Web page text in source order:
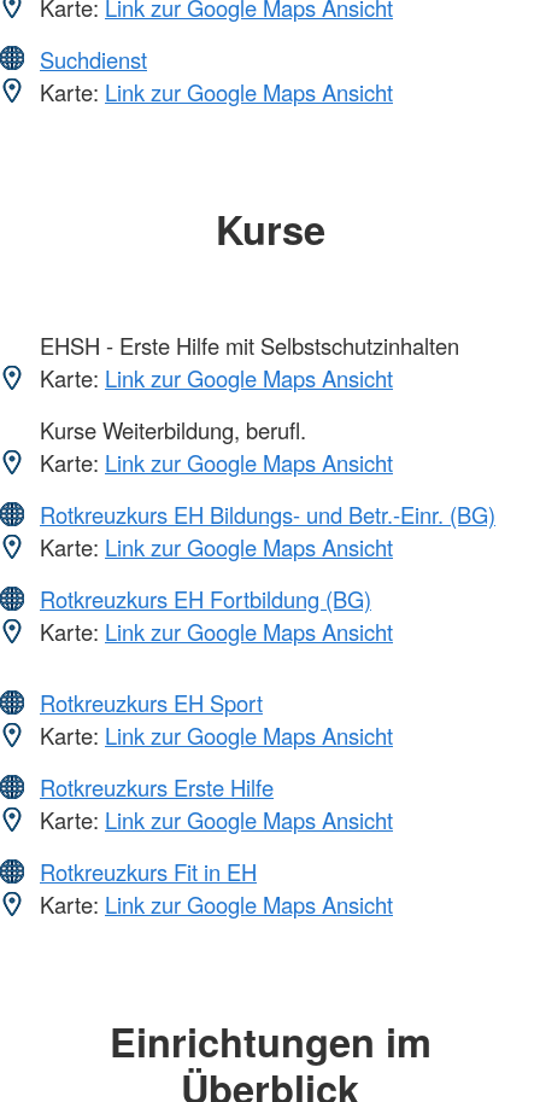
Karte: Link zur Google Maps Ansicht
Suchdienst
Karte: Link zur Google Maps Ansicht
Kurse
EHSH - Erste Hilfe mit Selbstschutzinhalten
Karte: Link zur Google Maps Ansicht
Kurse Weiterbildung, berufl.
Karte: Link zur Google Maps Ansicht
Rotkreuzkurs EH Bildungs- und Betr.-Einr. (BG)
Karte: Link zur Google Maps Ansicht
Rotkreuzkurs EH Fortbildung (BG)
Karte: Link zur Google Maps Ansicht
Rotkreuzkurs EH Sport
Karte: Link zur Google Maps Ansicht
Rotkreuzkurs Erste Hilfe
Karte: Link zur Google Maps Ansicht
Rotkreuzkurs Fit in EH
Karte: Link zur Google Maps Ansicht
Einrichtungen im
Überblick